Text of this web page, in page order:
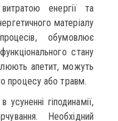
енергії та
матеріалу
обумовлює
стану
апетит, можуть
процесу або травм.
усуненні гіподинамії,
Необхідний